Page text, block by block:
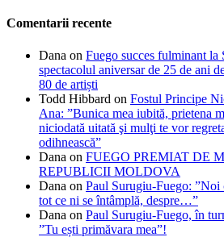
Comentarii recente
Dana on Fuego succes fulminant la
spectacolul aniversar de 25 de ani
80 de artiști
Todd Hibbard on Fostul Principe
Ana: ”Bunica mea iubită, prietena
niciodată uitată şi mulţi te vor
odihnească”
Dana on FUEGO PREMIAT DE
REPUBLICII MOLDOVA
Dana on Paul Surugiu-Fuego:
tot ce ni se întâmplă, despre…”
Dana on Paul Surugiu-Fuego, în
”Tu ești primăvara mea”!